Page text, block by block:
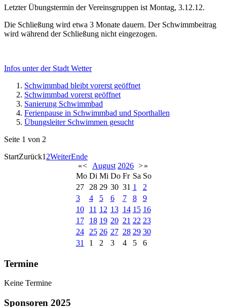
Letzter Übungstermin der Vereinsgruppen ist Montag, 3.12.12.
Die Schließung wird etwa 3 Monate dauern. Der Schwimmbeitrag
wird während der Schließung nicht eingezogen.
Infos unter der Stadt Wetter
Schwimmbad bleibt vorerst geöffnet
Schwimmbad vorerst geöffnet
Sanierung Schwimmbad
Ferienpause in Schwimmbad und Sporthallen
Übungsleiter Schwimmen gesucht
Seite 1 von 2
StartZurück1 2WeiterEnde
«< August 2026 >»
Mo Di Mi Do Fr Sa So
27
28 29 30 31 1
2
3
4 5 6 7 8
9
10
11 12 13 14 15 16
17
18 19 20 21 22 23
24
25 26 27 28 29 30
31
1 2 3 4 5 6
Termine
Keine Termine
Sponsoren 2025